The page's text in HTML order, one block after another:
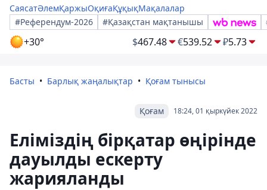
СаясатӘлемҚаржыОқиғаҚұқықМақалалар
#Референдум-2026
#Қазақстан мақтанышы
+30° $467.48 €539.52 ₽5.73
Басты Барлық жаңалықтар Қоғам тынысы
18:24, 01 қыркүйек 2022
Қоғам
Еліміздің бірқатар өңірінде
дауылды ескерту
жарияланды